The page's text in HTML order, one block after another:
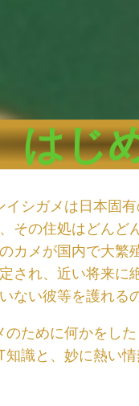
はじ
イシガメは日本固
その住処はどんど
カメが国内で大繁
され、近い将来に
ない彼等を護れる
のために何かをし
識と、妙に熱い